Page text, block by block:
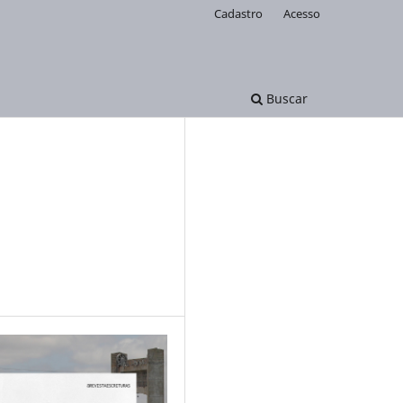
Buscar
Cadastro Acesso